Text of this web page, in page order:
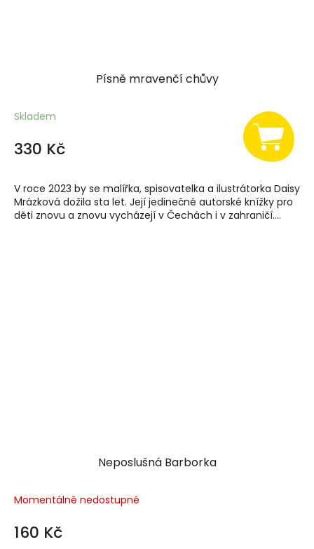
Písně mravenčí chůvy
Skladem
330 Kč
V roce 2023 by se malířka, spisovatelka a ilustrátorka Daisy
Mrázková dožila sta let. Její jedinečné autorské knížky pro
děti znovu a znovu vycházejí v Čechách i v zahraničí....
Neposlušná Barborka
Momentálně nedostupné
160 Kč